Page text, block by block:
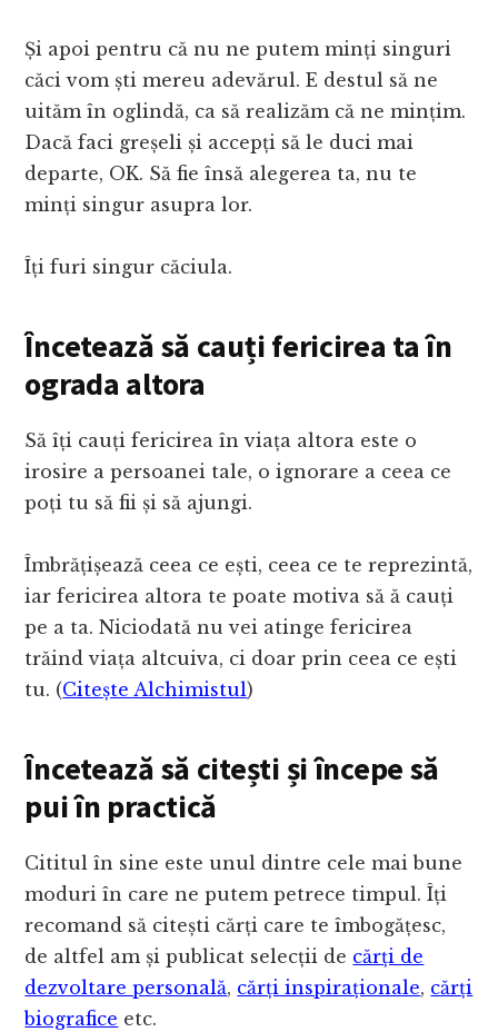
Și apoi pentru că nu ne putem minți singuri
căci vom ști mereu adevărul. E destul să ne
uităm în oglindă, ca să realizăm că ne mințim.
Dacă faci greșeli și accepți să le duci mai
departe, OK. Să fie însă alegerea ta, nu te
minți singur asupra lor.
Îți furi singur căciula.
Încetează să cauți fericirea ta în
ograda altora
Să îți cauți fericirea în viața altora este o
irosire a persoanei tale, o ignorare a ceea ce
poți tu să fii și să ajungi.
Îmbrățișează ceea ce ești, ceea ce te reprezintă,
iar fericirea altora te poate motiva să ă cauți
pe a ta. Niciodată nu vei atinge fericirea
trăind viața altcuiva, ci doar prin ceea ce ești
tu. (Citește Alchimistul)
Încetează să citești și începe să
pui în practică
Cititul în sine este unul dintre cele mai bune
moduri în care ne putem petrece timpul. Îți
recomand să citești cărți care te îmbogățesc,
de altfel am și publicat selecții de cărți de
dezvoltare personală, cărți inspiraționale, cărți
biografice etc.